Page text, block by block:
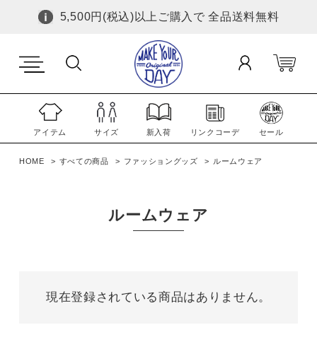
5,500円(税込)以上ご購入で 全品送料無料
HOME すべての商品 ファッショングッズ ルームウェア
ルームウェア
現在登録されている商品はありません。
アイテム サイズ 新入荷 リンクコーデ セール